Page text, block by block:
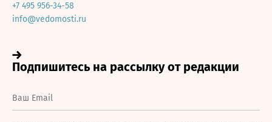
+7 495 956-34-58
info@vedomosti.ru